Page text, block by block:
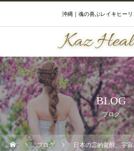
沖縄｜魂の喜ぶレイキヒー
BLOG
ブログ
ブログ 日本の霊的覚醒、宇